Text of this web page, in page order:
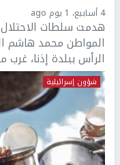
4 أسابيع، 1 يوم ago
هدمت سلطات الاحتلال
المواطن محمد هاشم
الرأس ببلدة إذنا، غرب
شؤون إسرائيلية